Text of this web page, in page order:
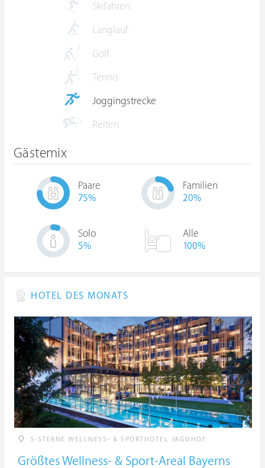
Skifahren
Langlauf
Golf
Tennis
Joggingstrecke
Reiten
Gästemix
Paare
75%
Familien
20%
Solo
5%
Alle
100%
HOTEL DES MONATS
5-STERNE WELLNESS- & SPORTHOTEL JAGDHOF
Größtes Wellness- & Sport-Areal Bayerns